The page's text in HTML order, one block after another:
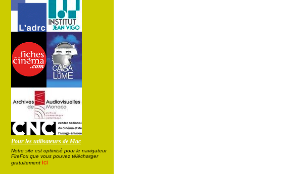
Pour les utilisateurs de Mac
Notre site est optimisé pour le navigateur
FireFox que vous pouvez télécharger
gratuitement ici